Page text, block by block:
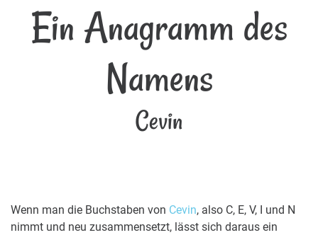
Ein Anagramm des
Namens
Cevin
Wenn man die Buchstaben von Cevin, also C, E, V, I und N
nimmt und neu zusammensetzt, lässt sich daraus ein